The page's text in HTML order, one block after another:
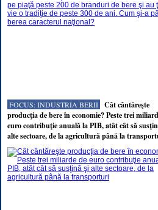
FOCUS: INDUSTRIA BERII
Cât cântăreşte
producţia de bere în economie? Peste trei
euro contribuţie anuală la PIB, atât cât să
alte sectoare, de la agricultură până la